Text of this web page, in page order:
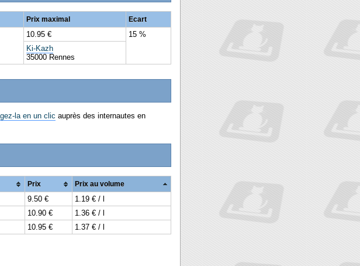
Prix maximal Ecart
10.95 €
15 %
Ki-Kazh
35000 Rennes
la en un clic auprès des internautes en
Prix Prix au volume
9.50 €
1.19 € / l
10.90 €
1.36 € / l
10.95 € 1.37 € / l